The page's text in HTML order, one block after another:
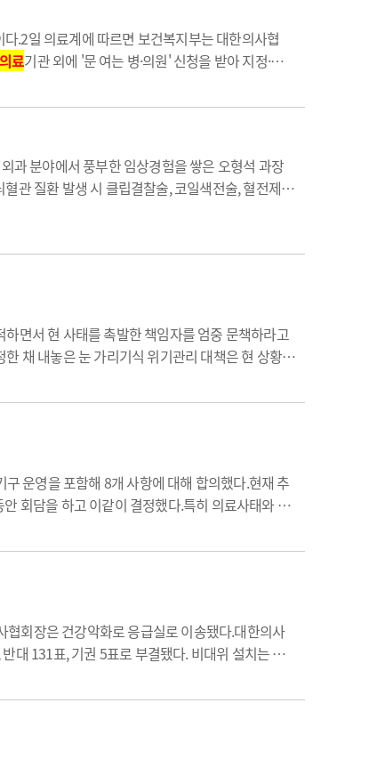
.2일 의료계에 따르면 보건복지부는 대한의사협
료기관 외에 '문 여는 병·의원' 신청을 받아 지정·운
여곳이 진료를 했다.정부는 관내의 의료인 단
과 분야에서 풍부한 임상경험을 쌓은 오형석 과장
관 질환 발생 시 클립결찰술, 코일색전술, 혈전제거
면서 현 사태를 촉발한 책임자를 엄중 문책하라고
채 내놓은 눈 가리기식 위기관리 대책은 현 상황을
운영을 포함해 8개 사항에 대해 합의했다.현재 추
회담을 하고 이같이 결정했다.특히 의료사태와 관
표는"의료개혁도 결국 민생을 위한 것이다. 다만,
회장은 건강악화로 응급실로 이송됐다.대한의사
대 131표, 기권 5표로 부결됐다. 비대위 설치는 부
비대위 구성 안건이 올라왔다. 집행부는 서툼, 오